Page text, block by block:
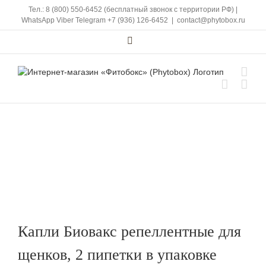
content
Тел.: 8 (800) 550-6452 (бесплатный звонок с территории РФ)
WhatsApp Viber Telegram +7 (936) 126-6452 contact@phytobox.ru
Капли Биовакс репеллентные для
щенков, 2 пипетки в упаковке